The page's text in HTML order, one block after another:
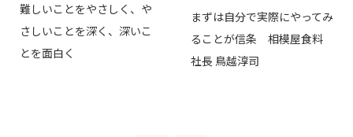
難しいことをやさしく、や
さしいことを深く、深いこ
とを面白く
まずは自分で実際にやってみ
ることが信条 相模屋食料
社長 鳥越淳司